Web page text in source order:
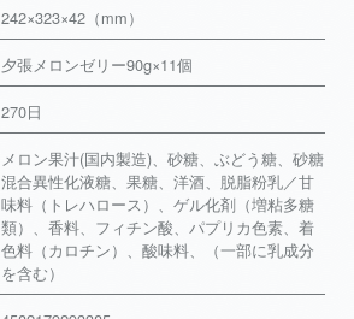
242×323×42（mm）
夕張メロンゼリー90g×11個
270日
メロン果汁(国内製造)、砂糖、ぶどう糖、砂糖
混合異性化液糖、果糖、洋酒、脱脂粉乳／甘
味料（トレハロース）、ゲル化剤（増粘多糖
類）、香料、フィチン酸、パプリカ色素、着
色料（カロチン）、酸味料、（一部に乳成分
を含む）